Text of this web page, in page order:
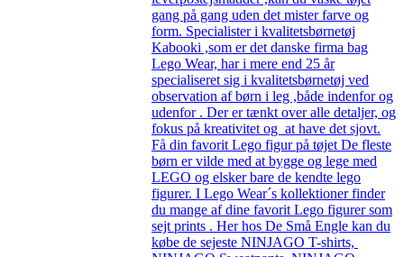
gang på gang uden det mister farve og
form. Specialister i kvalitetsbørnetøj
Kabooki ,som er det danske firma bag
Lego Wear, har i mere end 25 år
specialiseret sig i kvalitetsbørnetøj ved
observation af børn i leg ,både indenfor og
udenfor . Der er tænkt over alle detaljer, og
fokus på kreativitet og at have det sjovt.
Få din favorit Lego figur på tøjet De fleste
børn er vilde med at bygge og lege med
LEGO og elsker bare de kendte lego
figurer. I Lego Wear´s kollektioner finder
du mange af dine favorit Lego figurer som
sejt prints . Her hos De Små Engle kan du
købe de sejeste NINJAGO T-shirts,